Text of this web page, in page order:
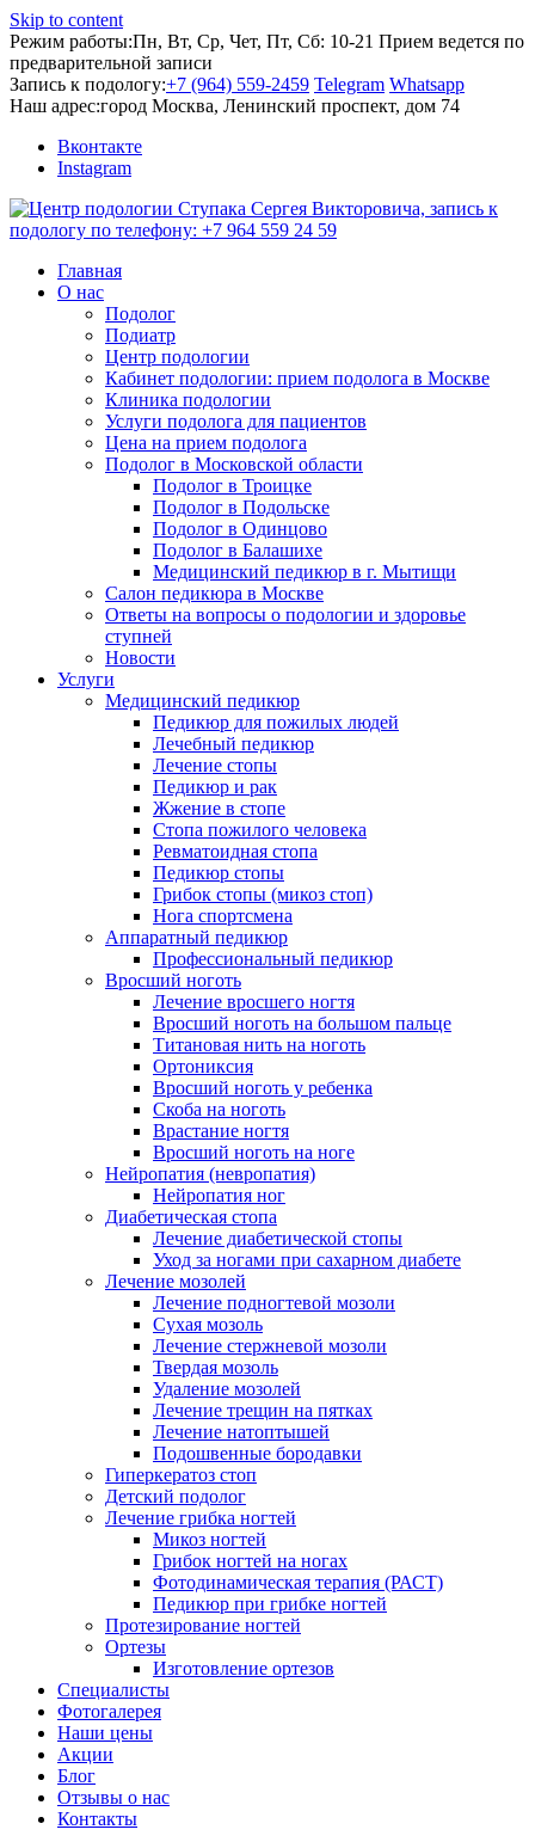
Skip to content
Режим работы:Пн, Вт, Ср, Чет, Пт, Сб: 10-21 Прием ведется по
предварительной записи
Запись к подологу:+7 (964) 559-2459 Telegram Whatsapp
Наш адрес:город Москва, Ленинский проспект, дом 74
Вконтакте
Instagram
Главная
О нас
Подолог
Подиатр
Центр подологии
Кабинет подологии: прием подолога в Москве
Клиника подологии
Услуги подолога для пациентов
Цена на прием подолога
Подолог в Московской области
Подолог в Троицке
Подолог в Подольске
Подолог в Одинцово
Подолог в Балашихе
Медицинский педикюр в г. Мытищи
Салон педикюра в Москве
Ответы на вопросы о подологии и здоровье
ступней
Новости
Услуги
Медицинский педикюр
Педикюр для пожилых людей
Лечебный педикюр
Лечение стопы
Педикюр и рак
Жжение в стопе
Стопа пожилого человека
Ревматоидная стопа
Педикюр стопы
Грибок стопы (микоз стоп)
Нога спортсмена
Аппаратный педикюр
Профессиональный педикюр
Вросший ноготь
Лечение вросшего ногтя
Вросший ноготь на большом пальце
Титановая нить на ноготь
Ортониксия
Вросший ноготь у ребенка
Скоба на ноготь
Врастание ногтя
Вросший ноготь на ноге
Нейропатия (невропатия)
Нейропатия ног
Диабетическая стопа
Лечение диабетической стопы
Уход за ногами при сахарном диабете
Лечение мозолей
Лечение подногтевой мозоли
Сухая мозоль
Лечение стержневой мозоли
Твердая мозоль
Удаление мозолей
Лечение трещин на пятках
Лечение натоптышей
Подошвенные бородавки
Гиперкератоз стоп
Детский подолог
Лечение грибка ногтей
Микоз ногтей
Грибок ногтей на ногах
Фотодинамическая терапия (РАСТ)
Педикюр при грибке ногтей
Протезирование ногтей
Ортезы
Изготовление ортезов
Специалисты
Фотогалерея
Наши цены
Акции
Блог
Отзывы о нас
Контакты